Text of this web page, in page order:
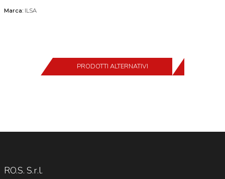
Marca: ILSA
PRODOTTI ALTERNATIVI
RO.S. S.r.l.